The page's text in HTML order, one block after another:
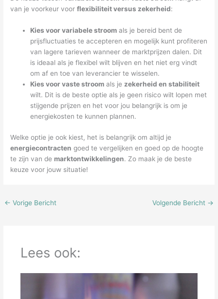
van je voorkeur voorflexibiliteit versus zekerheid:
Kies voor variabele stroom als je bereid bent de
prijsfluctuaties te accepteren en mogelijk kunt profiteren
van lagere tarieven wanneer de marktprijzen dalen. Dit
is ideaal als je flexibel wilt blijven en het niet erg vindt
om af en toe van leverancier te wisselen.
Kies voor vaste stroom als je zekerheid en stabiliteit
wilt. Dit is de beste optie als je geen risico wilt lopen met
stijgende prijzen en het voor jou belangrijk is om je
energiekosten te kunnen plannen.
Welke optie je ook kiest, het is belangrijk om altijd je
energiecontracten goed te vergelijken en goed op de hoogte
te zijn van de marktontwikkelingen. Zo maak je de beste
keuze voor jouw situatie!
← Vorige Bericht Volgende Bericht →
Lees ook: